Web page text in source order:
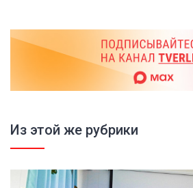
Из этой же рубрики